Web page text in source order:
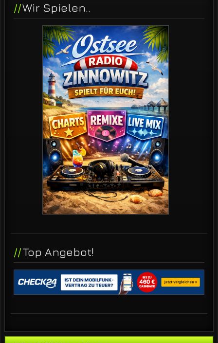
Wir Spielen..
Top Angebot!